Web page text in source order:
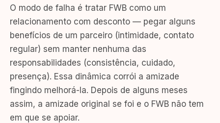
O modo de falha é tratar FWB como um
relacionamento com desconto — pegar alguns
benefícios de um parceiro (intimidade, contato
regular) sem manter nenhuma das
responsabilidades (consistência, cuidado,
presença). Essa dinâmica corrói a amizade
fingindo melhorá-la. Depois de alguns meses
assim, a amizade original se foi e o FWB não tem
em que se apoiar.